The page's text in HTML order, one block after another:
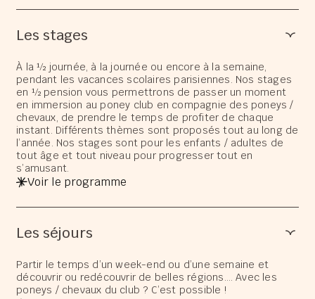
Les stages
À la ½ journée, à la journée ou encore à la semaine,
pendant les vacances scolaires parisiennes. Nos stages
en ½ pension vous permettrons de passer un moment
en immersion au poney club en compagnie des poneys /
chevaux, de prendre le temps de profiter de chaque
instant. Différents thèmes sont proposés tout au long de
l’année. Nos stages sont pour les enfants / adultes de
tout âge et tout niveau pour progresser tout en
s’amusant.
Voir le programme
Les séjours
Partir le temps d’un week-end ou d’une semaine et
découvrir ou redécouvrir de belles régions…. Avec les
poneys / chevaux du club ? C’est possible !